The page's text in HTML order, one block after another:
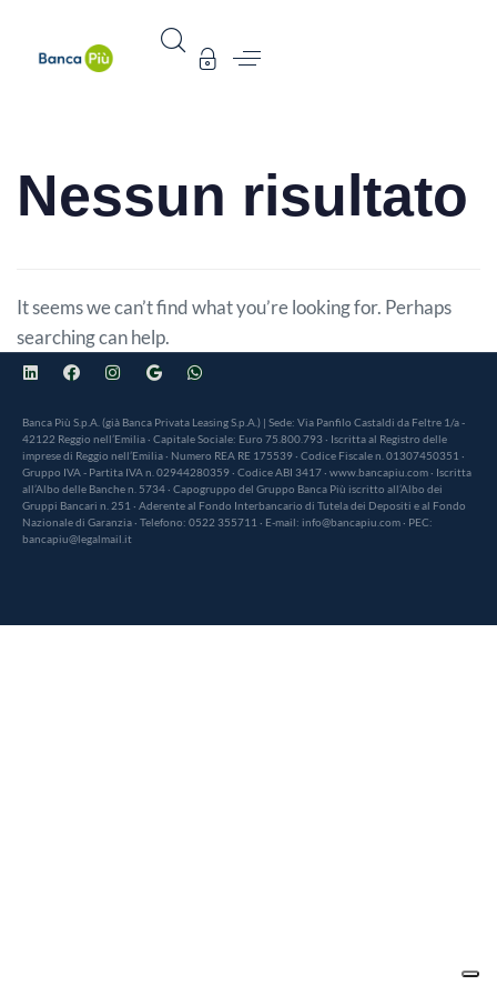
Nessun risultato
It seems we can’t find what you’re looking for. Perhaps
searching can help.
Banca Più S.p.A. (già Banca Privata Leasing S.p.A.) | Sede: Via Panfilo Castaldi da Feltre 1/a -
42122 Reggio nell’Emilia · Capitale Sociale: Euro 75.800.793 · Iscritta al Registro delle
imprese di Reggio nell’Emilia · Numero REA RE 175539 · Codice Fiscale n. 01307450351 ·
Gruppo IVA - Partita IVA n. 02944280359 · Codice ABI 3417 · www.bancapiu.com · Iscritta
all’Albo delle Banche n. 5734 · Capogruppo del Gruppo Banca Più iscritto all’Albo dei
Gruppi Bancari n. 251 · Aderente al Fondo Interbancario di Tutela dei Depositi e al Fondo
Nazionale di Garanzia · Telefono: 0522 355711 · E-mail: info@bancapiu.com · PEC:
bancapiu@legalmail.it